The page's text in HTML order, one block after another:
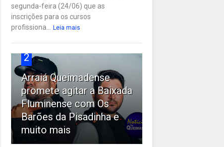
segunda-feira (24/06) que as
inscrições para os cursos
profissiona...
Leia mais
2
Arraiá Queimadense
promete agitar a Baixada
Fluminense com Os
Barões da Pisadinha e
muito mais